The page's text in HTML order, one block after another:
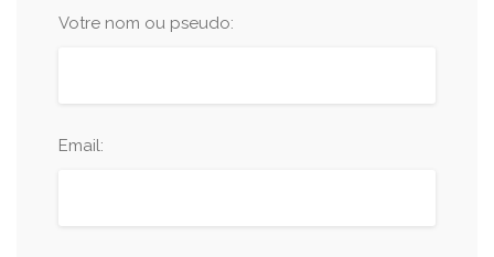
Votre nom ou pseudo:
Email: